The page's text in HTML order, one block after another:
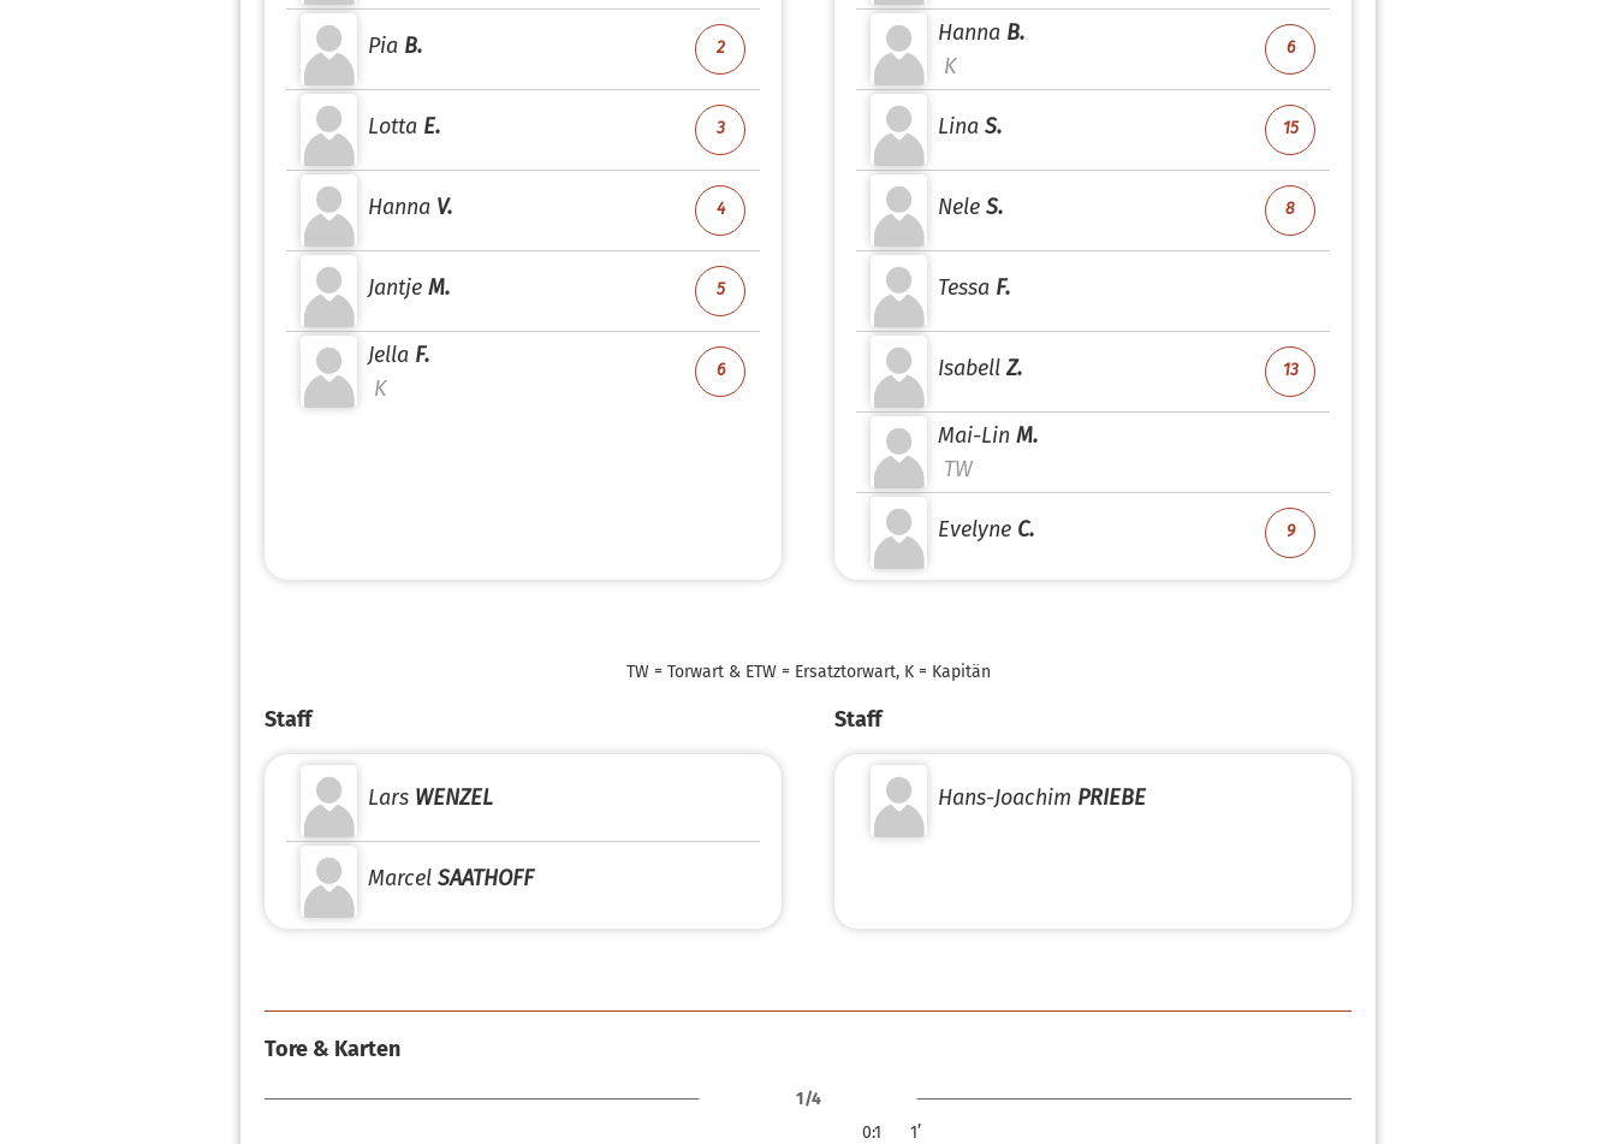
Pia B. 2
Lotta E. 3
Hanna V. 4
Jantje M. 5
Jella F.
K
6
Hanna B.
K
6
Lina S. 15
Nele S. 8
Tessa F.
Isabell Z. 13
Mai-Lin M.
TW
Evelyne C. 9
TW = Torwart & ETW = Ersatztorwart, K = Kapitän
Staff
Lars WENZEL
Marcel SAATHOFF
Staff
Hans-Joachim PRIEBE
Tore & Karten
1/4
0:1
1’